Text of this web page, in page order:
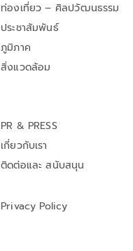
ท่องเที่ยว – ศิลปวัฒนธรรม
ประชาสัมพันธ์
ภูมิภาค
สิ่งแวดล้อม
PR & PRESS
เกี่ยวกับเรา
ติดต่อและ สนับสนุน
Privacy Policy